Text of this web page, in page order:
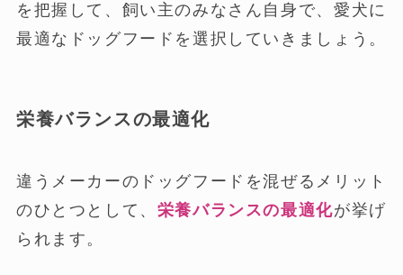
を把握して、飼い主のみなさん自身で、愛犬に
最適なドッグフードを選択していきましょう。
栄養バランスの最適化
違うメーカーのドッグフードを混ぜるメリット
のひとつとして、 栄養バランスの最適化が挙げ
られます。